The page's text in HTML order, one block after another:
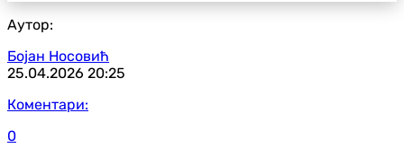
Аутор:
Бојан Носовић
25.04.2026 20:25
Коментари:
0